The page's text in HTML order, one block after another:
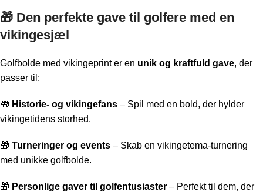
🎁 Den perfekte gave til golfere med en
vikingesjæl
Golfbolde med vikingeprint er en unik og kraftfuld gave, der
passer til:
🎁 Historie- og vikingefans – Spil med en bold, der hylder
vikingetidens storhed.
🎁 Turneringer og events – Skab en vikingetema-turnering
med unikke golfbolde.
🎁 Personlige gaver til golfentusiaster – Perfekt til dem, der